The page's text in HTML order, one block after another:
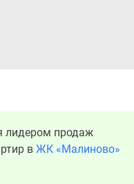
лидером продаж
в ЖК «Малиново»